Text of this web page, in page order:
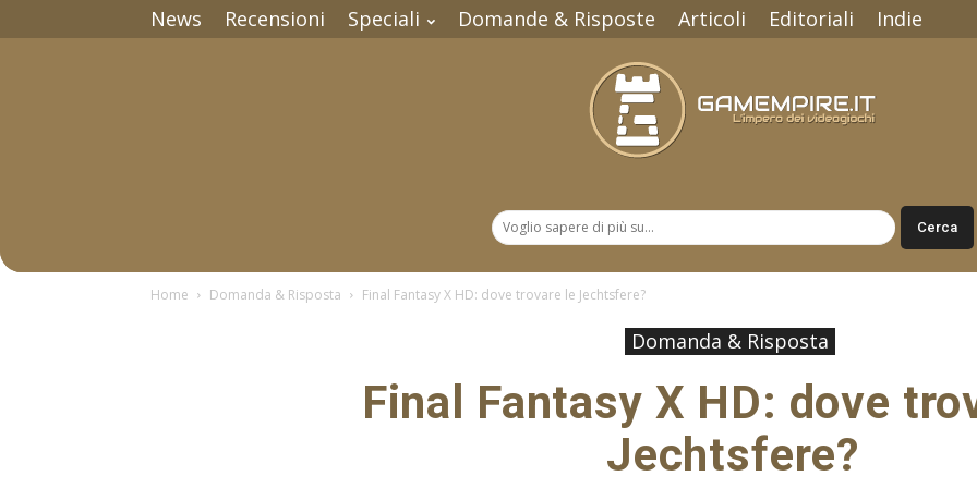
News Recensioni Speciali Domande & Risposte Articoli Editoriali Indie
Home Domanda & Risposta Final Fantasy X HD: dove trovare le Jechtsfere?
Domanda & Risposta
Final Fantasy X HD: dove
Jechtsfere?